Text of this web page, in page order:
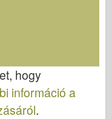
hogy
információ a
.